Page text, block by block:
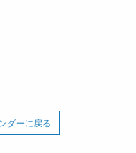
ダーに戻る